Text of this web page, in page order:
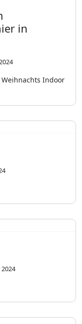
in
Indoor